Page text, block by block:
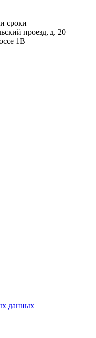
сроки
проезд, д. 20
1В
данных